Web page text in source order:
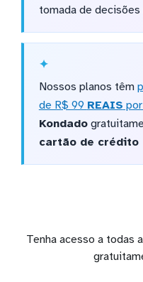
tomada de decisões
Nossos planos têm
de R$ 99 REAIS
Kondado
cartão de crédito
Tenha acesso a todas